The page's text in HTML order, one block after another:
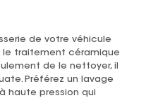
de votre véhicule
le traitement céramique
de le nettoyer, il
Préférez un lavage
haute pression qui